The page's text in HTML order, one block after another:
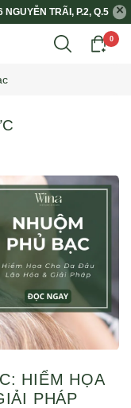
TRÃI, P.2, Q.5
0
HIỂM HỌA
PHÁP